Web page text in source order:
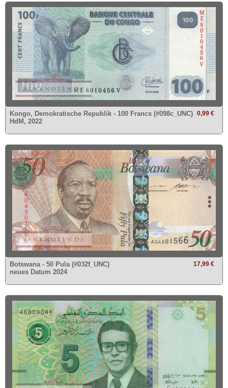
0,99 €
Kongo, Demokratische Republik - 100 Francs (#098c_UNC)
HdM, 2022
17,99 €
Botswana - 50 Pula (#032f_UNC)
neues Datum 2024